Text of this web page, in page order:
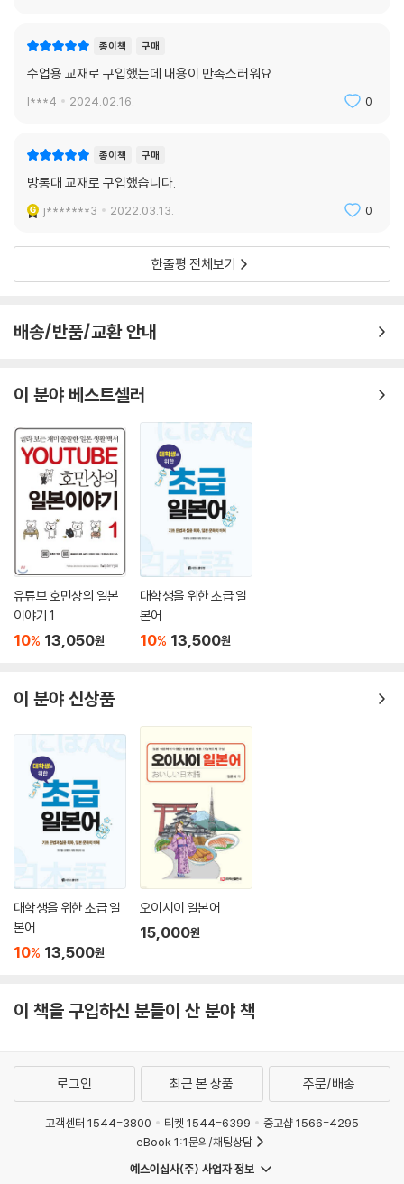
종이책 구매
수업용 교재로 구입했는데 내용이 만족스러워요.
l***4 2024.02.16. 0
종이책 구매
방통대 교재로 구입했습니다.
j*******3 2022.03.13. 0
한줄평 전체보기
배송/반품/교환 안내
이 분야 베스트셀러
유튜브 호민상의 일본
이야기 1
10% 13,050원
대학생을 위한 초급 일
본어
10% 13,500원
이 분야 신상품
대학생을 위한 초급 일
본어
10% 13,500원
오이시이 일본어
15,000원
이 책을 구입하신 분들이 산 분야 책
로그인 최근 본 상품 주문/배송
고객센터 1544-3800 티켓 1544-6399
중고샵 1566-4295
eBook 1:1문의/채팅상담
예스이십사(주) 사업자 정보